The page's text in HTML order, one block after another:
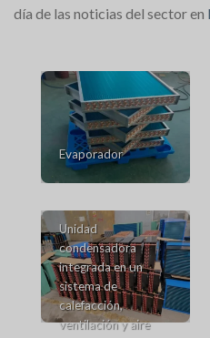
día de las noticias del sector en
Evaporador
Unidad
condensadora
integrada en un
sistema de
calefacción,
ventilación y aire